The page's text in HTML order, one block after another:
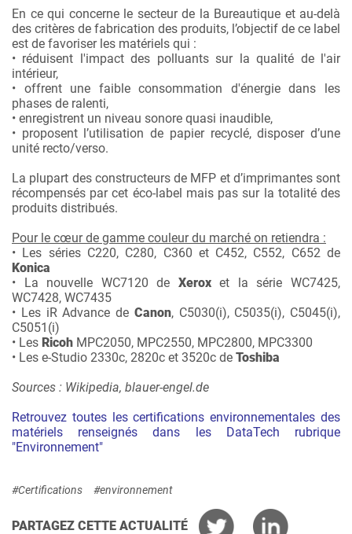
En ce qui concerne le secteur de la Bureautique et au-delà
des critères de fabrication des produits, l’objectif de ce label
est de favoriser les matériels qui :
• réduisent l'impact des polluants sur la qualité de l'air
intérieur,
• offrent une faible consommation d'énergie dans les
phases de ralenti,
• enregistrent un niveau sonore quasi inaudible,
• proposent l’utilisation de papier recyclé, disposer d’une
unité recto/verso.
La plupart des constructeurs de MFP et d’imprimantes sont
récompensés par cet éco-label mais pas sur la totalité des
produits distribués.
Pour le cœur de gamme couleur du marché on retiendra :
• Les séries C220, C280, C360 et C452, C552, C652 de
Konica
• La nouvelle WC7120 de Xeroxet la série WC7425,
WC7428, WC7435
• Les iR Advance de Canon, C5030(i), C5035(i), C5045(i),
C5051(i)
• Les Ricoh MPC2050, MPC2550, MPC2800, MPC3300
• Les e-Studio 2330c, 2820c et 3520c de Toshiba
Sources : Wikipedia, blauer-engel.de
Retrouvez toutes les certifications environnementales des
matériels renseignés dans les DataTech rubrique
"Environnement"
#Certifications #environnement
PARTAGEZ CETTE ACTUALITÉ